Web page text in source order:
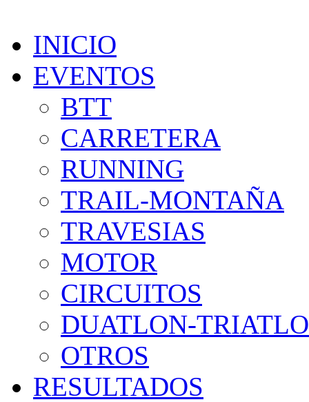
INICIO
EVENTOS
BTT
CARRETERA
RUNNING
TRAIL-MONTAÑA
TRAVESIAS
MOTOR
CIRCUITOS
DUATLON-
OTROS
RESULTADOS